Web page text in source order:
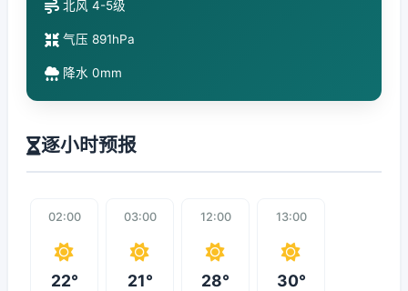
北风 4-5级
气压 891hPa
降水 0mm
逐小时预报
02:00
22°
03:00
21°
12:00
28°
13:00
30°